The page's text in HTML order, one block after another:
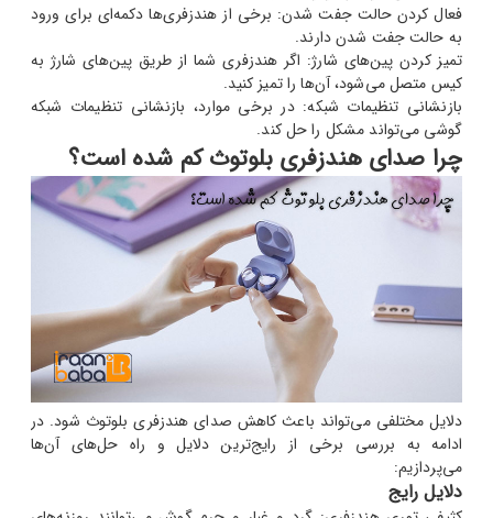
فعال کردن حالت جفت شدن: برخی از هندزفری‌ها دکمه‌ای برای ورود
به حالت جفت شدن دارند.
تمیز کردن پین‌های شارژ: اگر هندزفری شما از طریق پین‌های شارژ به
کیس متصل می‌شود، آن‌ها را تمیز کنید.
بازنشانی تنظیمات شبکه: در برخی موارد، بازنشانی تنظیمات شبکه
گوشی می‌تواند مشکل را حل کند.
چرا صدای هندزفری بلوتوث کم شده است؟
دلایل مختلفی می‌تواند باعث کاهش صدای هندزفری بلوتوث شود. در
ادامه به بررسی برخی از رایج‌ترین دلایل و راه حل‌های آن‌ها
می‌پردازیم:
دلایل رایج